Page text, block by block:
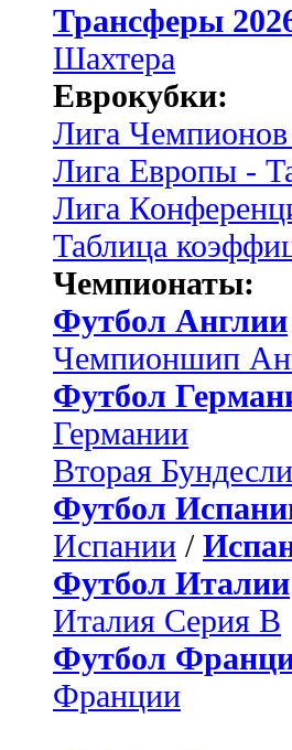
Трансферы
Шахтера
Еврокубки:
Лига Чемпионов
Лига Европы -
Лига
Таблица
Чемпионаты:
Футбол Англии
Чемпионшип
Футбол
Германии
Вторая
Футбол
Испании /
Футбол Италии
Италия Серия B
Футбол
Франции